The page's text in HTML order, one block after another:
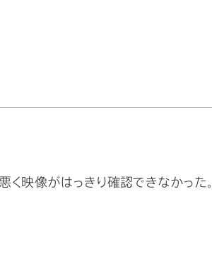
く映像がはっきり確認できなかった。